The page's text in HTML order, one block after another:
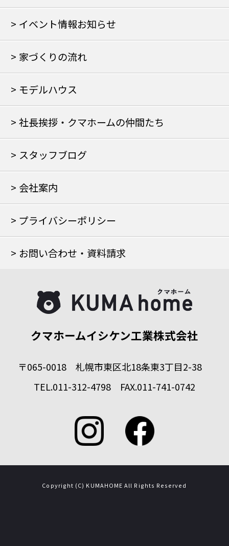
イベント情報お知らせ
家づくりの流れ
モデルハウス
社長挨拶・クマホームの仲間たち
スタッフブログ
会社案内
プライバシーポリシー
お問い合わせ・資料請求
クマホームイシケン工業株式会社
〒065-0018 札幌市東区北18条東3丁目2-38
TEL.011-312-4798 FAX.011-741-0742
Copyright (C) KUMAHOME All Rights Reserved